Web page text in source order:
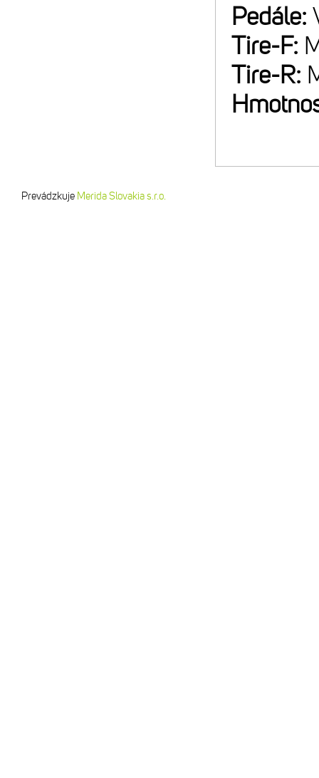
Pedále:
Tire-F:
Tire-R:
Prevádzkuje Merida Slovakia s.r.o.